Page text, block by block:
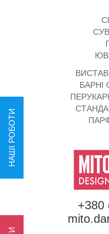
БАРНІ
+380
НАШІ РОБОТИ